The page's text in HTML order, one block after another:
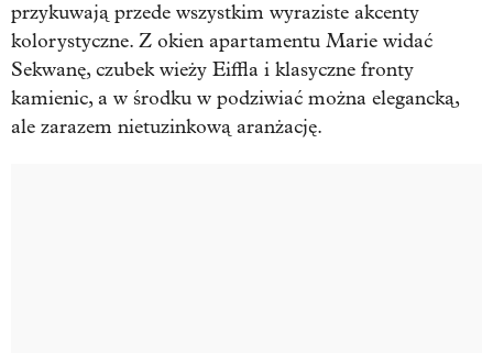
przykuwają przede wszystkim wyraziste akcenty
kolorystyczne. Z okien apartamentu Marie widać
Sekwanę, czubek wieży Eiffla i klasyczne fronty
kamienic, a w środku w podziwiać można elegancką,
ale zarazem nietuzinkową aranżację.